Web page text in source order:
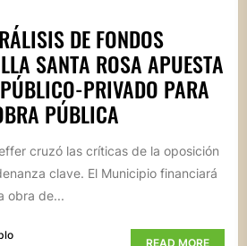
DE FONDOS
SANTA ROSA APUESTA
PRIVADO PARA
PÚBLICA
cruzó las críticas de la oposición
clave. El Municipio financiará
obra de...
READ MORE